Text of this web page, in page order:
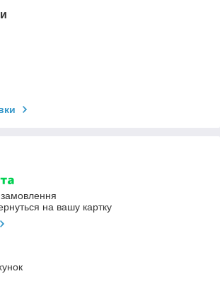
на вашу картку